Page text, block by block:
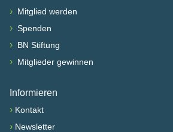
› Mitglied werden
› Spenden
› BN Stiftung
› Mitglieder gewinnen
Informieren
› Kontakt
› Newsletter